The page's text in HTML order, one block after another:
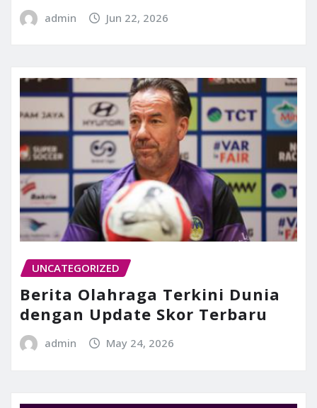
admin Jun 22, 2026
UNCATEGORIZED
Berita Olahraga Terkini Dunia
dengan Update Skor Terbaru
admin May 24, 2026